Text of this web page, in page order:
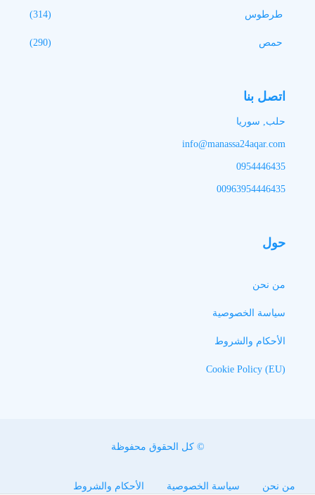
طرطوس (314)
حمص (290)
اتصل بنا
حلب, سوريا
info@manassa24aqar.com
0954446435
00963954446435
حول
من نحن
سياسة الخصوصية
الأحكام والشروط
Cookie Policy (EU)
© كل الحقوق محفوظة
من نحن سياسة الخصوصية الأحكام والشروط